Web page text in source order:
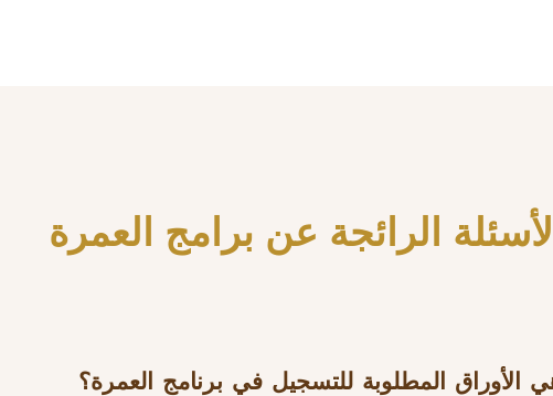
الرائجة عن برامج العمرة
الأوراق المطلوبة للتسجيل في برنامج العمرة؟